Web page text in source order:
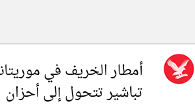
أمطار الخريف في
تباشير تتحول إلى أحزان